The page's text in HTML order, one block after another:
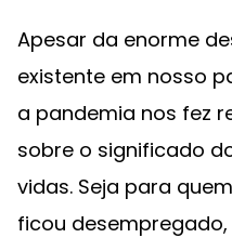
Apesar da enorme
existente em nosso
a pandemia nos fez
sobre o significado
vidas. Seja para
ficou